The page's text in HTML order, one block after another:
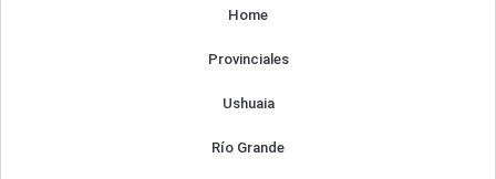
k
a
Home
Provinciales
Ushuaia
Río Grande